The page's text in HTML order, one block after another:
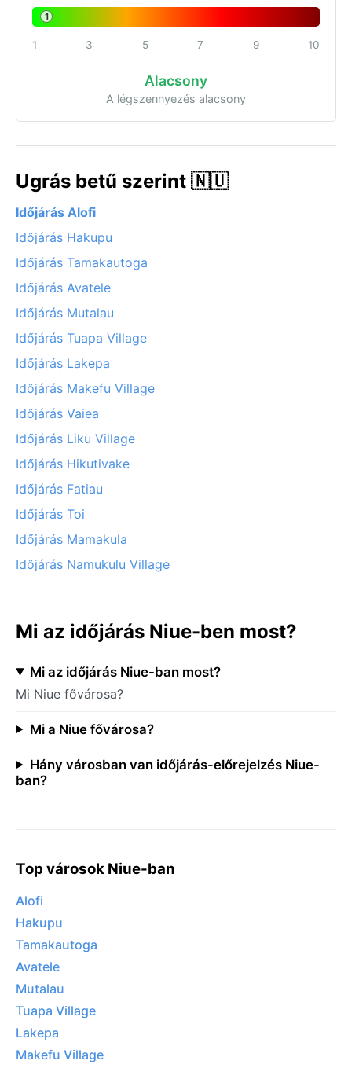
1
1 3 5 7 9 10
Alacsony
A légszennyezés alacsony
Ugrás betű szerint 🇳🇺
Időjárás Alofi
Időjárás Hakupu
Időjárás Tamakautoga
Időjárás Avatele
Időjárás Mutalau
Időjárás Tuapa Village
Időjárás Lakepa
Időjárás Makefu Village
Időjárás Vaiea
Időjárás Liku Village
Időjárás Hikutivake
Időjárás Fatiau
Időjárás Toi
Időjárás Mamakula
Időjárás Namukulu Village
Mi az időjárás Niue-ben most?
Mi az időjárás Niue-ban most?
Mi Niue fővárosa?
Mi a Niue fővárosa?
Hány városban van időjárás-előrejelzés Niue-
ban?
Top városok Niue-ban
Alofi
Hakupu
Tamakautoga
Avatele
Mutalau
Tuapa Village
Lakepa
Makefu Village